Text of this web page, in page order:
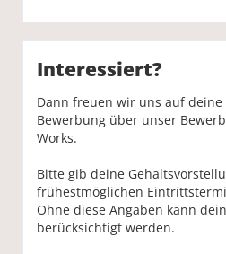
Interessiert?
Dann freuen wir uns auf deine
Bewerbung über unser
Works.
Bitte gib deine
frühestmöglichen
Ohne diese Angaben kann
berücksichtigt werden.